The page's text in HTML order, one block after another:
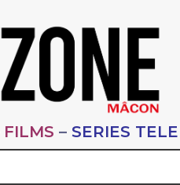
FILMS – SERIES TELE